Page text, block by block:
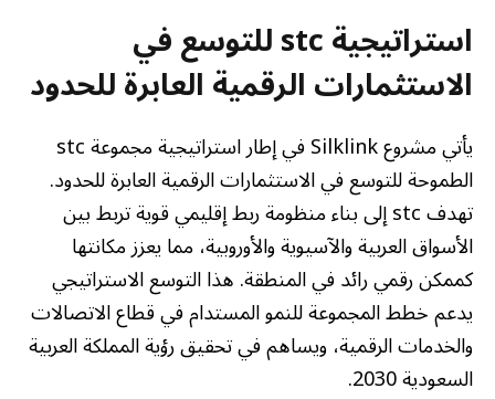
استراتيجية stc للتوسع في
الاستثمارات الرقمية العابرة للحدود
يأتي مشروع Silklink في إطار استراتيجية مجموعة stc
الطموحة للتوسع في الاستثمارات الرقمية العابرة للحدود.
تهدف stc إلى بناء منظومة ربط إقليمي قوية تربط بين
الأسواق العربية والآسيوية والأوروبية، مما يعزز مكانتها
كممكن رقمي رائد في المنطقة. هذا التوسع الاستراتيجي
يدعم خطط المجموعة للنمو المستدام في قطاع الاتصالات
والخدمات الرقمية، ويساهم في تحقيق رؤية المملكة العربية
السعودية 2030.